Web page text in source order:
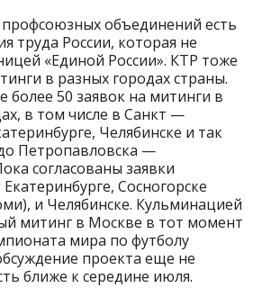
объединений есть
труда России, которая не
«Единой России». КТР тоже
в разных городах страны.
более 50 заявок на митинги в
в том числе в Санкт —
Челябинске и так
Петропавловска —
согласованы заявки
Сосногорске
и Челябинске. Кульминацией
митинг в Москве в тот момент
мира по футболу
проекта еще не
ближе к середине июля.